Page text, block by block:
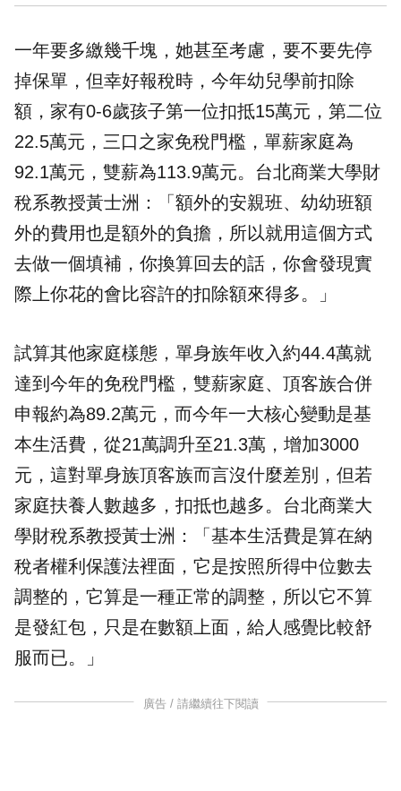
一年要多繳幾千塊，她甚至考慮，要不要先停
掉保單，但幸好報稅時，今年幼兒學前扣除
額，家有0-6歲孩子第一位扣抵15萬元，第二位
22.5萬元，三口之家免稅門檻，單薪家庭為
92.1萬元，雙薪為113.9萬元。台北商業大學財
稅系教授黃士洲：「額外的安親班、幼幼班額
外的費用也是額外的負擔，所以就用這個方式
去做一個填補，你換算回去的話，你會發現實
際上你花的會比容許的扣除額來得多。」
試算其他家庭樣態，單身族年收入約44.4萬就
達到今年的免稅門檻，雙薪家庭、頂客族合併
申報約為89.2萬元，而今年一大核心變動是基
本生活費，從21萬調升至21.3萬，增加3000
元，這對單身族頂客族而言沒什麼差別，但若
家庭扶養人數越多，扣抵也越多。台北商業大
學財稅系教授黃士洲：「基本生活費是算在納
稅者權利保護法裡面，它是按照所得中位數去
調整的，它算是一種正常的調整，所以它不算
是發紅包，只是在數額上面，給人感覺比較舒
服而已。」
廣告 / 請繼續往下閱讀